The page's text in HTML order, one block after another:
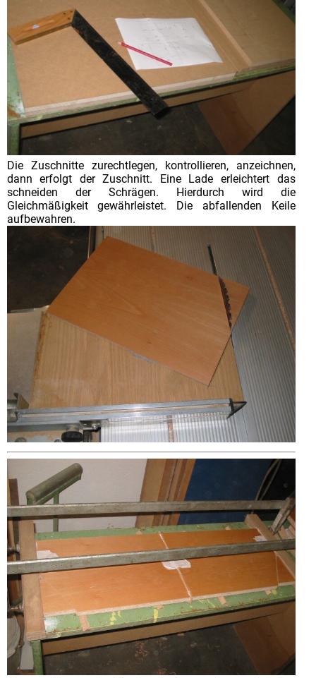
Die Zuschnitte zurechtlegen, kontrollieren, anzeichnen,
dann erfolgt der Zuschnitt. Eine Lade erleichtert das
schneiden der Schrägen. Hierdurch wird die
Gleichmäßigkeit gewährleistet. Die abfallenden Keile
aufbewahren.